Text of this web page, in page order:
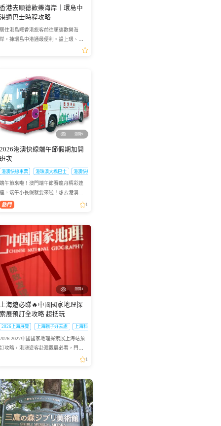
香港去順德歡樂海岸｜環島中
港通巴士時程攻略
居住港島嘅香港旅客前往順德歡樂海
岸，揀環島中港通最便利。設上環、銅
鑼灣、灣仔多個港島上車點，亦可選擇
瀏覽9
2026港澳快線端午節假期加開
班次
港澳快線車票 港珠澳大橋巴士 港澳快線夜班車票
端午節來啦！澳門端午節賽龍舟精彩連
連，端午小長假就要來啦！想去港澳兩
地感受賽龍舟的熱血激情？「港澳快
1
瀏覽4
上海遊必睇🔥中國國家地理探
索展預訂全攻略 超抵玩
2026上海展覽 上海親子好去處 上海科普展
2026-2027中國國家地理探索展上海站預
訂攻略，港澳遊客赴滬觀展必看，門票
1